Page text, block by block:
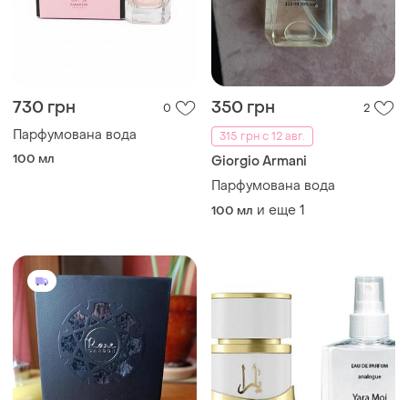
730 грн 0
Парфумована вода
100 мл
350 грн
2
315 грн с 12 авг.
Giorgio Armani
Парфумована вода
100 мл и еще 1